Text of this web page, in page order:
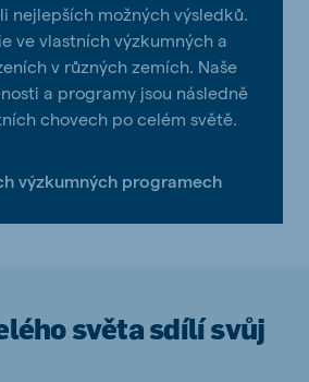
nejlepších možných výsledků.
ve vlastních výzkumných a
v různých zemích. Naše
a programy jsou následně
chovech po celém světě.
výzkumných programech
světa sdílí svůj